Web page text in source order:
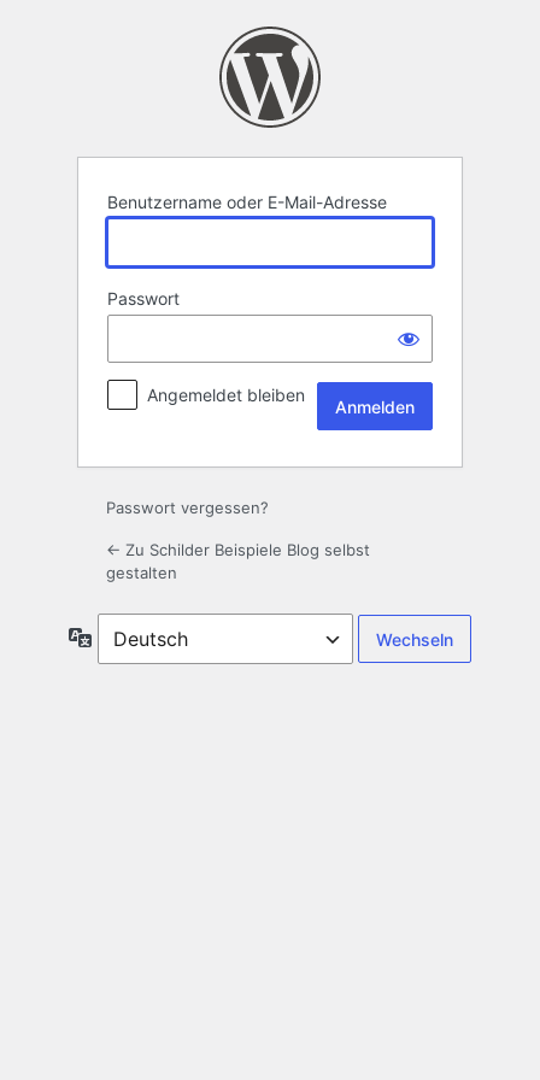
Benutzername oder E-Mail-Adresse
Passwort
Angemeldet bleiben
Passwort vergessen?
← Zu Schilder Beispiele Blog selbst
gestalten
Sprache